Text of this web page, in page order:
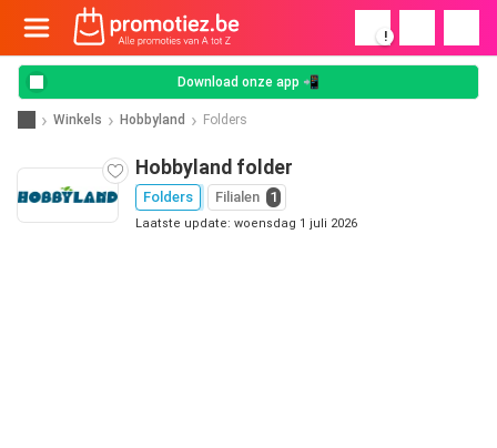
!
Download onze app 📲
Winkels Hobbyland Folders
Hobbyland folder
Folders Filialen 1
Laatste update: woensdag 1 juli 2026